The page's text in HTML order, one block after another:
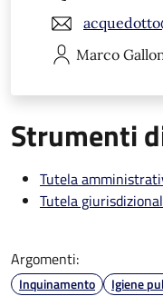
Marco
Strumenti
Tutela
Tutela
Argomenti:
Inquinamento Igiene